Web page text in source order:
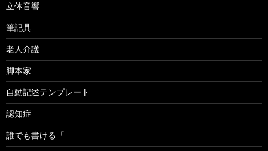
立体音響
筆記具
老人介護
脚本家
自動記述テンプレート
認知症
誰でも書ける「